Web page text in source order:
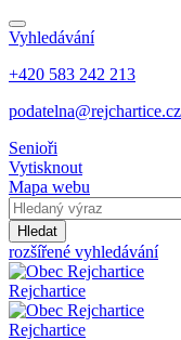
Vyhledávání
+420 583 242 213
podatelna@rejchartice.cz
Senioři
Vytisknout
Mapa webu
Hledat
rozšířené vyhledávání
Rejchartice
Rejchartice